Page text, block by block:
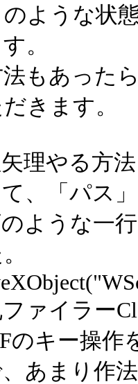
ような状
。
もあった
きます。
理やる方
、「パス
ような一
ァイラー
のキー操作
あまり作